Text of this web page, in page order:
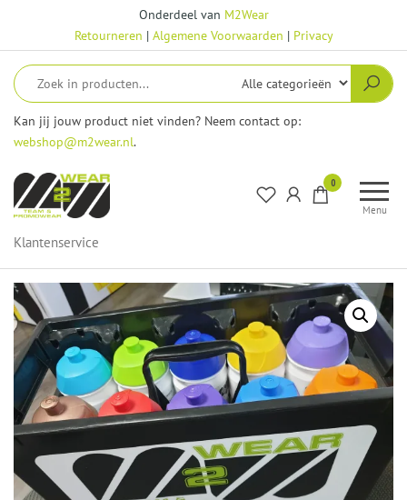
inhoud
Onderdeel van M2Wear
Retourneren | Algemene Voorwaarden | Privacy
Kan jij jouw product niet vinden? Neem contact op:
webshop@m2wear.nl.
Menu
0
Klantenservice